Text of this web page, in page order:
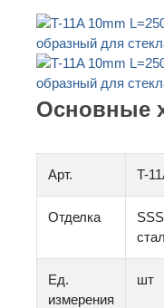
Основные
Арт. T-
Отделка
Ед.
измерения
шт